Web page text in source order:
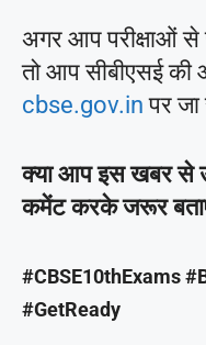
अगर आप परीक्षाओं से
तो आप सीबीएसई की
cbse.gov.in पर
क्या आप इस खबर से
कमेंट करके जरूर
#CBSE10thExams
#GetReady